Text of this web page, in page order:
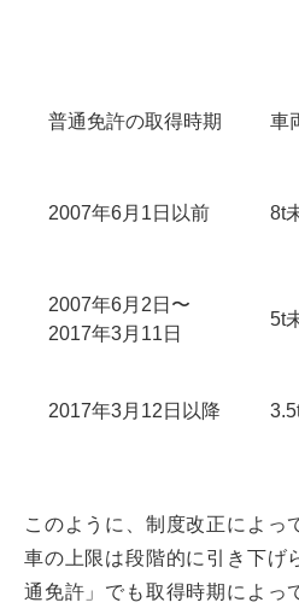
普通免許の取得時期 車
2007年6月1日以前 8t
2007年6月2日〜
2017年3月11日
5t
2017年3月12日以降
このように、制度改正によっ
車の上限は段階的に引き下げ
通免許」でも取得時期によっ